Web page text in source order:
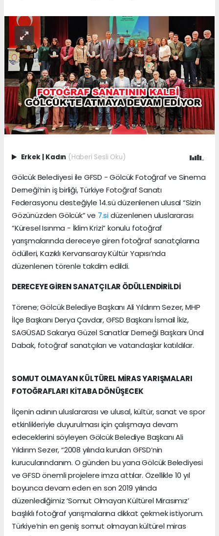
Erkek | Kadın (Haberi Sesli Oku)
Gölcük Belediyesi ile GFSD - Gölcük Fotoğraf ve Sinema
Derneği’nin iş birliği, Türkiye Fotoğraf Sanatı
Federasyonu desteğiyle 14.sü düzenlenen ulusal “Sizin
Gözünüzden Gölcük” ve 7.sidüzenlenen uluslararası
“Küresel Isınma - İklim Krizi” konulu fotoğraf
yarışmalarında dereceye giren fotoğraf sanatçılarına
ödülleri, Kazıklı Kervansaray Kültür Yapısı’nda
düzenlenen törenle takdim edildi.
DERECEYE GİREN SANATÇILAR ÖDÜLLENDİRİLDİ
Törene; Gölcük Belediye Başkanı Ali Yıldırım Sezer, MHP
İlçe Başkanı Derya Çavdar, GFSD Başkanı İsmail İkiz,
SAGÜSAD Sakarya Güzel Sanatlar Derneği Başkanı Ünal
Dabak, fotoğraf sanatçıları ve vatandaşlar katıldılar.
SOMUT OLMAYAN KÜLTÜREL MİRAS YARIŞMALARI
FOTOĞRAFLARI KİTABA DÖNÜŞECEK
İlçenin adının uluslararası ve ulusal, kültür, sanat ve spor
etkinlikleriyle duyurulması için çalışmaya devam
edeceklerini söyleyen Gölcük Belediye Başkanı Ali
Yıldırım Sezer, “2008 yılında kurulan GFSD’nin
kurucularındanım. O günden bu yana Gölcük Belediyesi
ve GFSD önemli projelere imza attılar. Özellikle 10 yıl
boyunca devam eden en son 2019 yılında
düzenlediğimiz ‘Somut Olmayan Kültürel Mirasımız’
başlıklı fotoğraf yarışmalarına dikkat çekmek istiyorum.
Türkiye’nin en geniş somut olmayan kültürel miras